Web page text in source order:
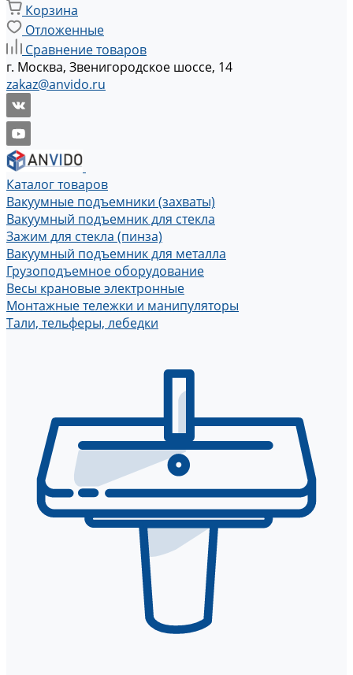
Корзина
Отложенные
Сравнение товаров
г. Москва, Звенигородское шоссе, 14
zakaz@anvido.ru
Каталог товаров
Вакуумные подъемники (захваты)
Вакуумный подъемник для стекла
Зажим для стекла (пинза)
Вакуумный подъемник для металла
Грузоподъемное оборудование
Весы крановые электронные
Монтажные тележки и манипуляторы
Тали, тельферы, лебедки